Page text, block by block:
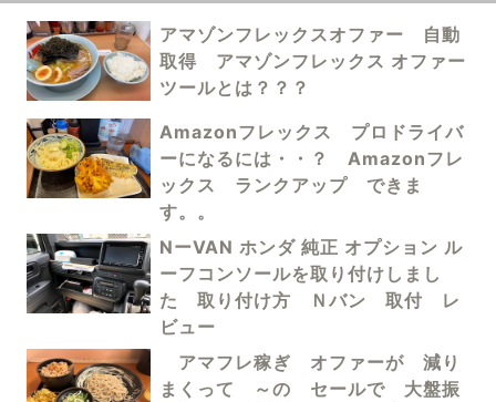
アマゾンフレックスオファー 自動
取得 アマゾンフレックス オファー
ツールとは？？？
Amazonフレックス プロドライバ
ーになるには・・？ Amazonフレ
ックス ランクアップ できま
す。。
NーVAN ホンダ 純正 オプション ル
ーフコンソールを取り付けしまし
た 取り付け方 Ｎバン 取付 レ
ビュー
アマフレ稼ぎ オファーが 減り
まくって ～の セールで 大盤振